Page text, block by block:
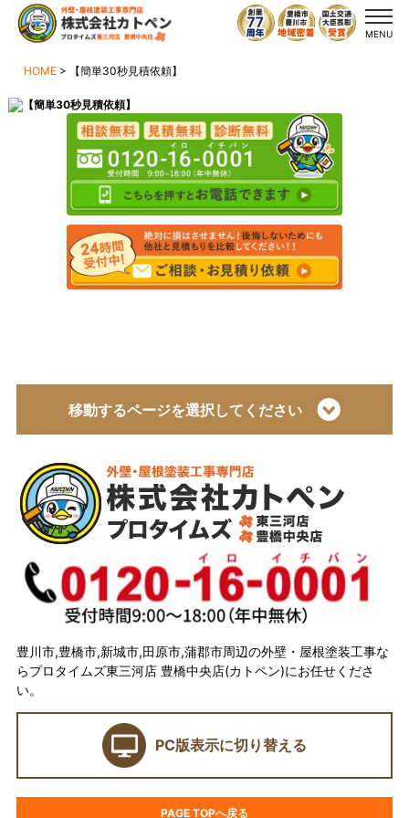
MENU
HOME > 【簡単30秒見積依頼】
移動するページを選択してください
会社概要
代表取締役 加藤宜久よりご挨拶
スタッフ紹介
イベント
カトペンの技術力
ショールーム
契約前に確認したい業者選びの7つのポイント
豊川市,豊橋市,新城市,田原市,蒲郡市周辺の外壁・屋根塗装工事な
らプロタイムズ東三河店 豊橋中央店(カトペン)にお任せくださ
い。
PC版表示に切り替える
PAGE TOPへ戻る